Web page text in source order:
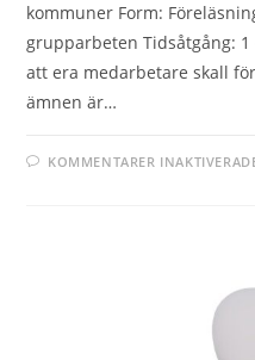
kommuner Form:
grupparbeten Tidsåtgång:
att era medarbetare skall
ämnen är…
KOMMENTARER